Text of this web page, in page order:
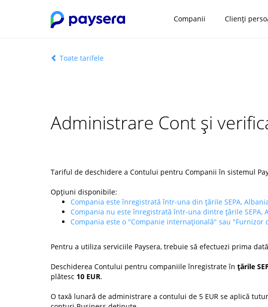
Companii Clienți
Toate tarifele
Administrare Cont și
Tariful de deschidere a Contului pentru Companii în sistemul
Opțiuni disponibile:
Compania este înregistrată într-una din țările SEPA,
Compania nu este înregistrată într-una dintre țările
Compania este o "Companie internațională" sau
Pentru a utiliza serviciile Paysera, trebuie să efectuezi prima dată
Deschiderea Contului pentru companiile înregistrate în țările
plătesc 10 EUR.
O taxă lunară de administrare a contului de 5 EUR se aplică